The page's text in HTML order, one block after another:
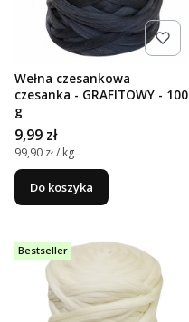
Wełna czesankowa
czesanka - GRAFITOWY - 100
g
Cena
9,99 zł
Cena jednostkowa
99,90 zł / kg
Do koszyka
Bestseller